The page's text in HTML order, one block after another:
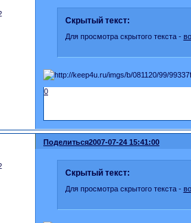
Скрытый текст:
Для просмотра скрытого текста -
0
Поделиться2007-07-24 15:41:00
Скрытый текст:
Для просмотра скрытого текста -